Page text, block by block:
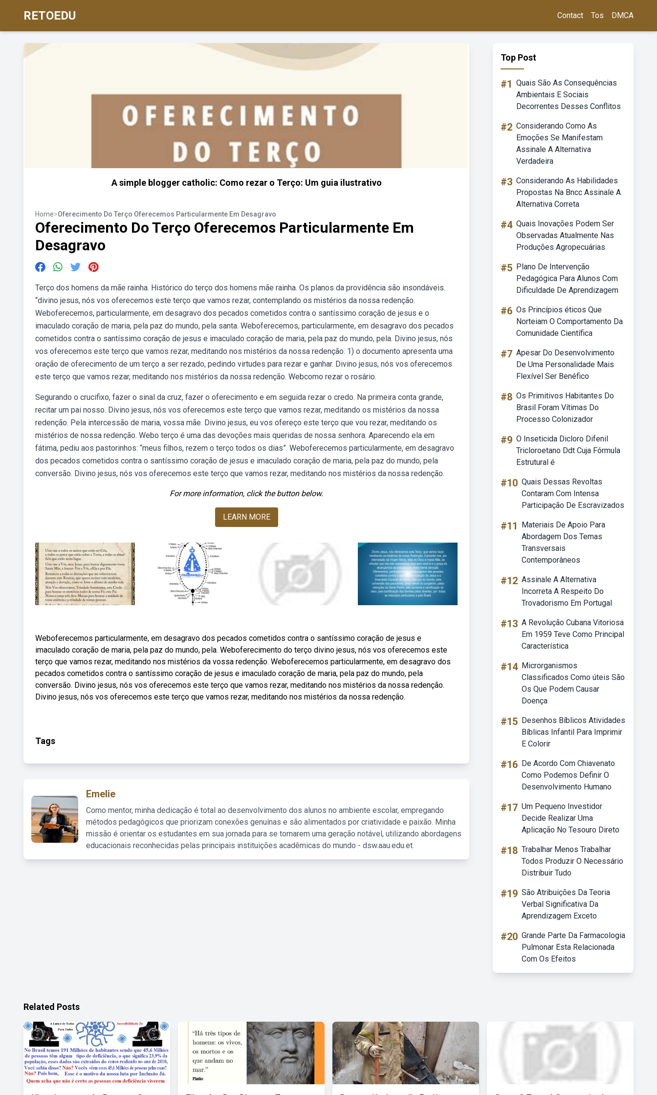
RETOEDU Contact Tos DMCA
A simple blogger catholic: Como rezar o Terço: Um guia ilustrativo
Home>Oferecimento Do Terço Oferecemos Particularmente Em Desagravo
Oferecimento Do Terço Oferecemos Particularmente Em
Desagravo
Terço dos homens da mãe rainha. Histórico do terço dos homens mãe rainha. Os planos da providência são insondáveis.
“divino jesus, nós vos oferecemos este terço que vamos rezar, contemplando os mistérios da nossa redenção.
Weboferecemos, particularmente, em desagravo dos pecados cometidos contra o santíssimo coração de jesus e o
imaculado coração de maria, pela paz do mundo, pela santa. Weboferecemos, particularmente, em desagravo dos pecados
cometidos contra o santíssimo coração de jesus e imaculado coração de maria, pela paz do mundo, pela. Divino jesus, nós
vos oferecemos este terço que vamos rezar, meditando nos mistérios da nossa redenção. 1) o documento apresenta uma
oração de oferecimento de um terço a ser rezado, pedindo virtudes para rezar e ganhar. Divino jesus, nós vos oferecemos
este terço que vamos rezar, meditando nos mistérios da nossa redenção. Webcomo rezar o rosário.
Segurando o crucifixo, fazer o sinal da cruz, fazer o oferecimento e em seguida rezar o credo. Na primeira conta grande,
recitar um pai nosso. Divino jesus, nós vos oferecemos este terço que vamos rezar, meditando os mistérios da nossa
redenção. Pela intercessão de maria, vossa mãe. Divino jesus, eu vos ofereço este terço que vou rezar, meditando os
mistérios de nossa redenção. Webo terço é uma das devoções mais queridas de nossa senhora. Aparecendo ela em
fátima, pediu aos pastorinhos: “meus filhos, rezem o terço todos os dias”. Weboferecemos particularmente, em desagravo
dos pecados cometidos contra o santíssimo coração de jesus e imaculado coração de maria, pela paz do mundo, pela
conversão. Divino jesus, nós vos oferecemos este terço que vamos rezar, meditando nos mistérios da nossa redenção.
For more information, click the button below.
LEARN MORE
Weboferecemos particularmente, em desagravo dos pecados cometidos contra o santíssimo coração de jesus e
imaculado coração de maria, pela paz do mundo, pela. Weboferecimento do terço divino jesus, nós vos oferecemos este
terço que vamos rezar, meditando nos mistérios da vossa redenção. Weboferecemos particularmente, em desagravo dos
pecados cometidos contra o santíssimo coração de jesus e imaculado coração de maria, pela paz do mundo, pela
conversão. Divino jesus, nós vos oferecemos este terço que vamos rezar, meditando nos mistérios da nossa redenção.
Divino jesus, nós vos oferecemos este terço que vamos rezar, meditando nos mistérios da nossa redenção.
Tags
Emelie
Como mentor, minha dedicação é total ao desenvolvimento dos alunos no ambiente escolar, empregando
métodos pedagógicos que priorizam conexões genuínas e são alimentados por criatividade e paixão. Minha
missão é orientar os estudantes em sua jornada para se tornarem uma geração notável, utilizando abordagens
educacionais reconhecidas pelas principais instituições acadêmicas do mundo - dsw.aau.edu.et.
Top Post
#1 Quais São As Consequências
Ambientais E Sociais
Decorrentes Desses Conflitos
#2 Considerando Como As
Emoções Se Manifestam
Assinale A Alternativa
Verdadeira
#3 Considerando As Habilidades
Propostas Na Bncc Assinale A
Alternativa Correta
#4 Quais Inovações Podem Ser
Observadas Atualmente Nas
Produções Agropecuárias
#5 Plano De Intervenção
Pedagógica Para Alunos Com
Dificuldade De Aprendizagem
#6 Os Princípios éticos Que
Norteiam O Comportamento Da
Comunidade Científica
#7 Apesar Do Desenvolvimento
De Uma Personalidade Mais
Flexível Ser Benéfico
#8 Os Primitivos Habitantes Do
Brasil Foram Vítimas Do
Processo Colonizador
#9 O Inseticida Dicloro Difenil
Tricloroetano Ddt Cuja Fórmula
Estrutural é
#10 Quais Dessas Revoltas
Contaram Com Intensa
Participação De Escravizados
#11
Materiais De Apoio Para
Abordagem Dos Temas
Transversais
Contemporâneos
#12 Assinale A Alternativa
Incorreta A Respeito Do
Trovadorismo Em Portugal
#13 A Revolução Cubana Vitoriosa
Em 1959 Teve Como Principal
Característica
#14 Microrganismos
Classificados Como úteis São
Os Que Podem Causar
Doença
#15 Desenhos Bíblicos Atividades
Bíblicas Infantil Para Imprimir
E Colorir
#16 De Acordo Com Chiavenato
Como Podemos Definir O
Desenvolvimento Humano
#17 Um Pequeno Investidor
Decide Realizar Uma
Aplicação No Tesouro Direto
#18 Trabalhar Menos Trabalhar
Todos Produzir O Necessário
Distribuir Tudo
#19 São Atribuições Da Teoria
Verbal Significativa Da
Aprendizagem Exceto
#20 Grande Parte Da Farmacologia
Pulmonar Esta Relacionada
Com Os Efeitos
Related Posts